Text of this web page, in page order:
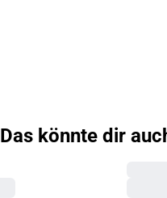
Das könnte dir